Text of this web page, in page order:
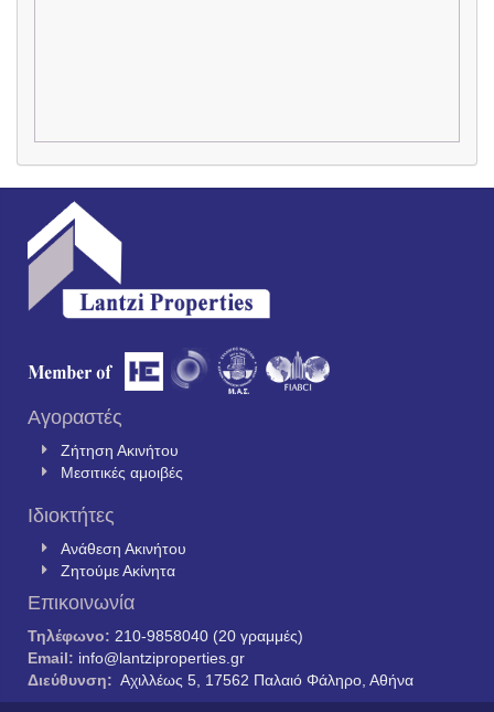
Αγοραστές
Ζήτηση Ακινήτου
Μεσιτικές αμοιβές
Ιδιοκτήτες
Ανάθεση Ακινήτου
Ζητούμε Ακίνητα
Επικοινωνία
Τηλέφωνο: 210-9858040 (20 γραμμές)
Email: info@lantziproperties.gr
Διεύθυνση: Αχιλλέως 5, 17562 Παλαιό Φάληρο, Αθήνα